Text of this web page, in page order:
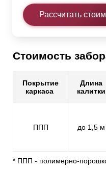
Рассчитать
Стоимость
Покрытие
каркаса
Длина
калитки
ППП до 1,5 м
* ППП - полимерно-